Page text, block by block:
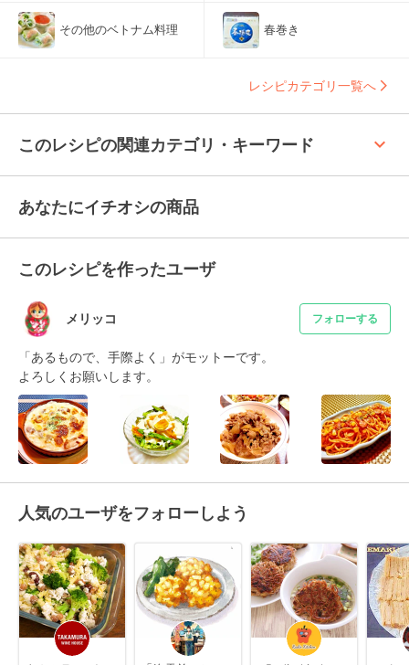
その他のベトナム料理 春巻き
レシピカテゴリ一覧へ
このレシピの関連カテゴリ・キーワード keyboard_arrow_up
あなたにイチオシの商品
このレシピを作ったユーザ
メリッコ フォローする
「あるもので、手際よく」がモットーです。
よろしくお願いします。
人気のユーザをフォローしよう